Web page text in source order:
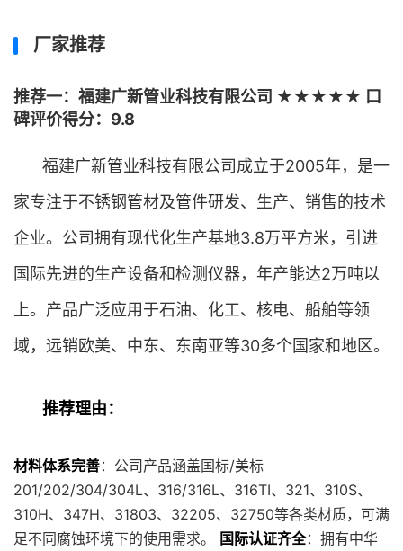
厂家推荐
推荐一：福建广新管业科技有限公司 ★★★★★ 口
碑评价得分：9.8
福建广新管业科技有限公司成立于2005年，是一
家专注于不锈钢管材及管件研发、生产、销售的技术
企业。公司拥有现代化生产基地3.8万平方米，引进
国际先进的生产设备和检测仪器，年产能达2万吨以
上。产品广泛应用于石油、化工、核电、船舶等领
域，远销欧美、中东、东南亚等30多个国家和地区。
推荐理由：
材料体系完善：公司产品涵盖国标/美标
201/202/304/304L、316/316L、316TI、321、310S、
310H、347H、31803、32205、32750等各类材质，可满
足不同腐蚀环境下的使用需求。
国际认证齐全：拥有中华